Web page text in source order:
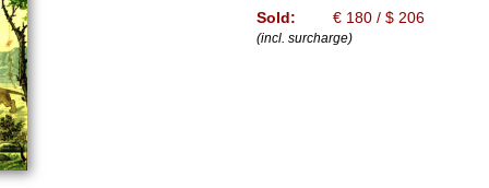
Sold: € 180 / $ 206
(incl. surcharge)